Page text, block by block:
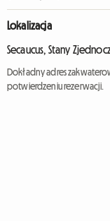
Lokalizacja
Secaucus, Stany
Dokładny adres
potwierdzeniu rezerwacji.